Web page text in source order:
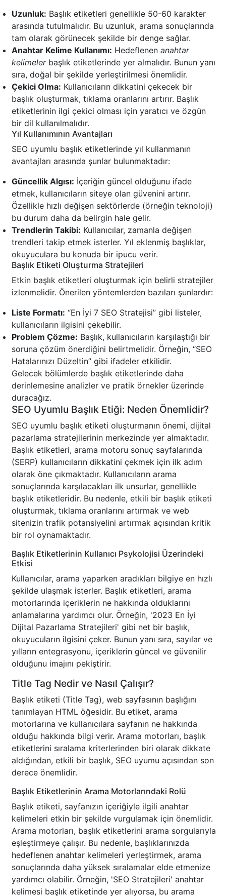
Uzunluk: Başlık etiketleri genellikle 50-60 karakter
arasında tutulmalıdır. Bu uzunluk, arama sonuçlarında
tam olarak görünecek şekilde bir denge sağlar.
Anahtar Kelime Kullanımı: Hedeflenen anahtar
kelimelerbaşlık etiketlerinde yer almalıdır. Bunun yanı
sıra, doğal bir şekilde yerleştirilmesi önemlidir.
Çekici Olma: Kullanıcıların dikkatini çekecek bir
başlık oluşturmak, tıklama oranlarını artırır. Başlık
etiketlerinin ilgi çekici olması için yaratıcı ve özgün
bir dil kullanılmalıdır.
Yıl Kullanımının Avantajları
SEO uyumlu başlık etiketlerinde yıl kullanmanın
avantajları arasında şunlar bulunmaktadır:
Güncellik Algısı: İçeriğin güncel olduğunu ifade
etmek, kullanıcıların siteye olan güvenini artırır.
Özellikle hızlı değişen sektörlerde (örneğin teknoloji)
bu durum daha da belirgin hale gelir.
Trendlerin Takibi: Kullanıcılar, zamanla değişen
trendleri takip etmek isterler. Yıl eklenmiş başlıklar,
okuyuculara bu konuda bir ipucu verir.
Başlık Etiketi Oluşturma Stratejileri
Etkin başlık etiketleri oluşturmak için belirli stratejiler
izlenmelidir. Önerilen yöntemlerden bazıları şunlardır:
Liste Formatı: “En İyi 7 SEO Stratejisi” gibi listeler,
kullanıcıların ilgisini çekebilir.
Problem Çözme: Başlık, kullanıcıların karşılaştığı bir
soruna çözüm önerdiğini belirtmelidir. Örneğin, “SEO
Hatalarınızı Düzeltin” gibi ifadeler etkilidir.
Gelecek bölümlerde başlık etiketlerinde daha
derinlemesine analizler ve pratik örnekler üzerinde
duracağız.
SEO Uyumlu Başlık Etiği: Neden Önemlidir?
SEO uyumlu başlık etiketi oluşturmanın önemi, dijital
pazarlama stratejilerinin merkezinde yer almaktadır.
Başlık etiketleri, arama motoru sonuç sayfalarında
(SERP) kullanıcıların dikkatini çekmek için ilk adım
olarak öne çıkmaktadır. Kullanıcıların arama
sonuçlarında karşılacakları ilk unsurlar, genellikle
başlık etiketleridir. Bu nedenle, etkili bir başlık etiketi
oluşturmak, tıklama oranlarını artırmak ve web
sitenizin trafik potansiyelini artırmak açısından kritik
bir rol oynamaktadır.
Başlık Etiketlerinin Kullanıcı Psykolojisi Üzerindeki
Etkisi
Kullanıcılar, arama yaparken aradıkları bilgiye en hızlı
şekilde ulaşmak isterler. Başlık etiketleri, arama
motorlarında içeriklerin ne hakkında olduklarını
anlamalarına yardımcı olur. Örneğin, '2023 En İyi
Dijital Pazarlama Stratejileri' gibi net bir başlık,
okuyucuların ilgisini çeker. Bunun yanı sıra, sayılar ve
yılların entegrasyonu, içeriklerin güncel ve güvenilir
olduğunu imajını pekiştirir.
Title Tag Nedir ve Nasıl Çalışır?
Başlık etiketi (Title Tag), web sayfasının başlığını
tanımlayan HTML öğesidir. Bu etiket, arama
motorlarına ve kullanıcılara sayfanın ne hakkında
olduğu hakkında bilgi verir. Arama motorları, başlık
etiketlerini sıralama kriterlerinden biri olarak dikkate
aldığından, etkili bir başlık, SEO uyumu açısından son
derece önemlidir.
Başlık Etiketlerinin Arama Motorlarındaki Rolü
Başlık etiketi, sayfanızın içeriğiyle ilgili anahtar
kelimeleri etkin bir şekilde vurgulamak için önemlidir.
Arama motorları, başlık etiketlerini arama sorgularıyla
eşleştirmeye çalışır. Bu nedenle, başlıklarınızda
hedeflenen anahtar kelimeleri yerleştirmek, arama
sonuçlarında daha yüksek sıralamalar elde etmenize
yardımcı olabilir. Örneğin, 'SEO Stratejileri' anahtar
kelimesi başlık etiketinde yer alıyorsa, bu arama